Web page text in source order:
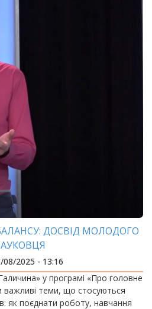
ДОСВІД МОЛОДОГО
2025 - 13:16
у програмі «Про головне
теми, що стосуються
як поєднати роботу, навчання